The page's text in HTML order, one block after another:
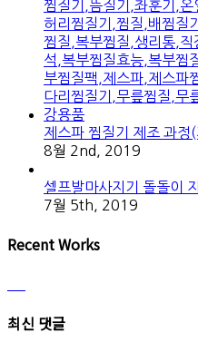
제스파 찜질기 제조 과
8월 2nd, 2019
셀프발마사지기 돌돌이
7월 5th, 2019
Recent Works
최신 댓글